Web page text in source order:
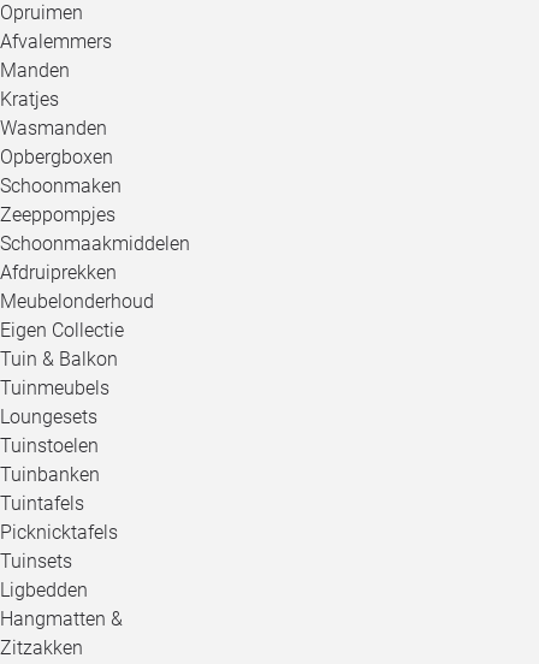
Opruimen
Afvalemmers
Manden
Kratjes
Wasmanden
Opbergboxen
Schoonmaken
Zeeppompjes
Schoonmaakmiddelen
Afdruiprekken
Meubelonderhoud
Eigen Collectie
Tuin & Balkon
Tuinmeubels
Loungesets
Tuinstoelen
Tuinbanken
Tuintafels
Picknicktafels
Tuinsets
Ligbedden
Hangmatten &
Zitzakken